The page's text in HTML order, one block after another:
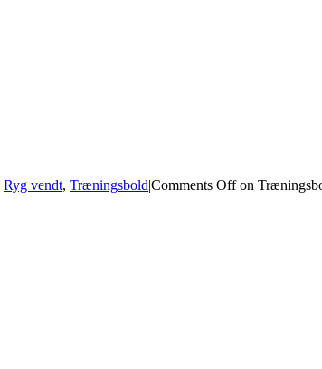
Ryg vendt, Træningsbold|Comments Offon